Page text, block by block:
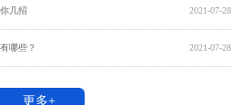
2021-07-28
几招
2021-07-28
哪些？
更多+